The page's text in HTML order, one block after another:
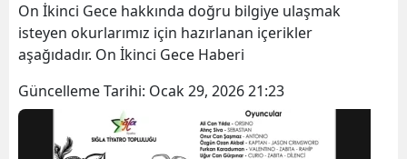
On İkinci Gece hakkında doğru bilgiye ulaşmak
isteyen okurlarımız için hazırlanan içerikler
aşağıdadır. On İkinci Gece Haberi
Güncelleme Tarihi: Ocak 29, 2026 21:23